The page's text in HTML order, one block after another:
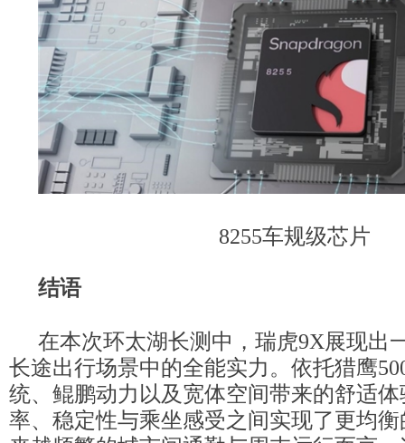
8255车规级芯片
结语
在本次环太湖长测中，瑞虎9X展现出
长途出行场景中的全能实力。依托猎鹰
统、鲲鹏动力以及宽体空间带来的舒适
率、稳定性与乘坐感受之间实现了更均